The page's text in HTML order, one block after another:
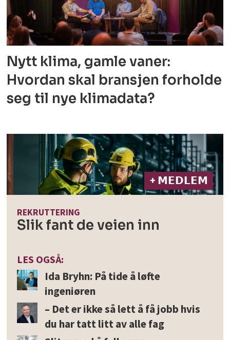
Nytt klima, gamle vaner:
Hvordan skal bransjen forholde
seg til nye klimadata?
+ 𝗠𝗘𝗗𝗟𝗘𝗠
REKRUTTERING
Slik fant de veien inn
LES OGSÅ:
Ida Bryhn: På tide å løfte
ingeniøren
– Det er ikke så lett å få jobb hvis
du har tatt litt av alle fag